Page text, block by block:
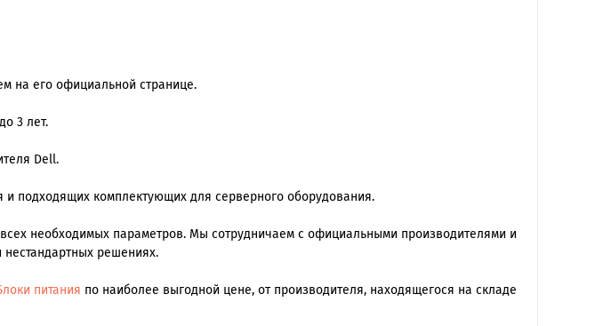
на его официальной странице.
3 лет.
Dell.
подходящих комплектующих для серверного оборудования.
необходимых параметров. Мы сотрудничаем с официальными производителями и
решениях.
питания по наиболее выгодной цене, от производителя, находящегося на складе